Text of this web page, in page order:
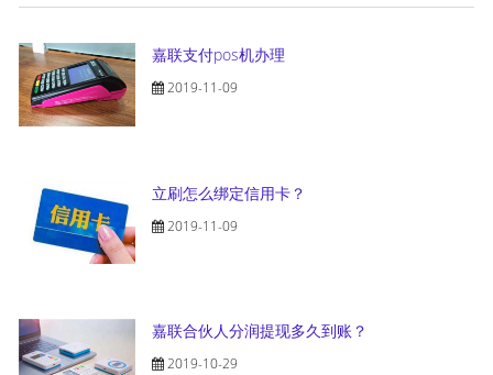
嘉联支付pos机办理
2019-11-09
立刷怎么绑定信用卡？
2019-11-09
嘉联合伙人分润提现多久到账？
2019-10-29